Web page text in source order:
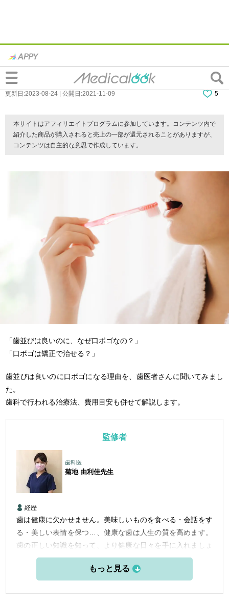
口ゴボでも歯並びは良い場合、矯正で治せ
る？自力で治す方法はないの？
更新日:2023-08-24 | 公開日:2021-11-09 5
本サイトはアフィリエイトプログラムに参加しています。コンテンツ内で
紹介した商品が購入されると売上の一部が還元されることがありますが、
コンテンツは自主的な意思で作成しています。
「歯並びは良いのに、なぜ口ボゴなの？」
「口ボゴは矯正で治せる？」
歯並びは良いのに口ボゴになる理由を、歯医者さんに聞いてみまし
た。
歯科で行われる治療法、費用目安も併せて解説します。
監修者
歯科医
菊地 由利佳先生
経歴
歯は健康に欠かせません。美味しいものを食べる・会話をす
る・美しい表情を保つ…、健康な歯は人生の質を高めます。
歯の正しい知識を知って、より健康な日々を手に入れましょ